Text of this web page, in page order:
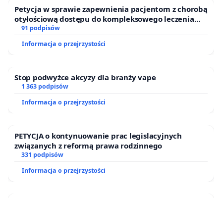
Petycja w sprawie zapewnienia pacjentom z chorobą
otyłościową dostępu do kompleksowego leczenia
oraz programów profilaktycznych.
91 podpisów
Informacja o przejrzystości
Stop podwyżce akcyzy dla branży vape
1 363 podpisów
Informacja o przejrzystości
PETYCJA o kontynuowanie prac legislacyjnych
związanych z reformą prawa rodzinnego
331 podpisów
Informacja o przejrzystości